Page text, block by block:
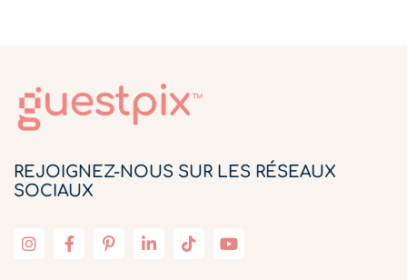
REJOIGNEZ-NOUS SUR LES RÉSEAUX
SOCIAUX